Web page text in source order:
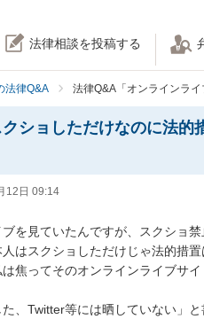
法律相談を投稿する
法律Q&A 法律Q&A「オンラインラ
ショしただけなのに法的
12日 09:14
を見ていたんですが、スクショ
はスクショしただけじゃ法的措
焦ってそのオンラインライブサイ
、Twitter等には晒していない」